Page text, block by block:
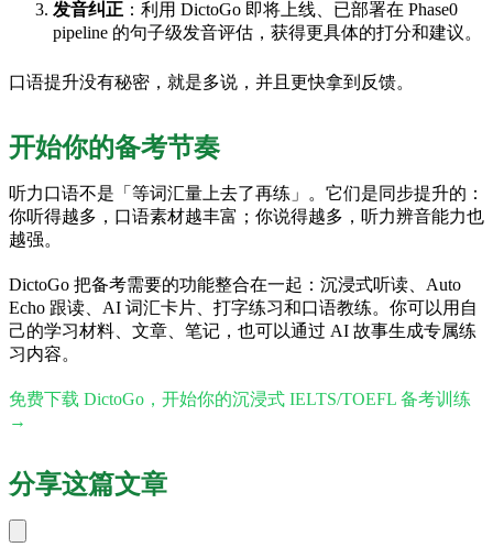
发音纠正 ：利用 DictoGo 即将上线、已部署在 Phase0
pipeline 的句子级发音评估，获得更具体的打分和建议。
口语提升没有秘密，就是多说，并且更快拿到反馈。
开始你的备考节奏
听力口语不是「等词汇量上去了再练」。它们是同步提升的：
你听得越多，口语素材越丰富；你说得越多，听力辨音能力也
越强。
DictoGo 把备考需要的功能整合在一起：沉浸式听读、Auto
Echo 跟读、AI 词汇卡片、打字练习和口语教练。你可以用自
己的学习材料、文章、笔记，也可以通过 AI 故事生成专属练
习内容。
免费下载 DictoGo，开始你的沉浸式 IELTS/TOEFL 备考训练
→
分享这篇文章